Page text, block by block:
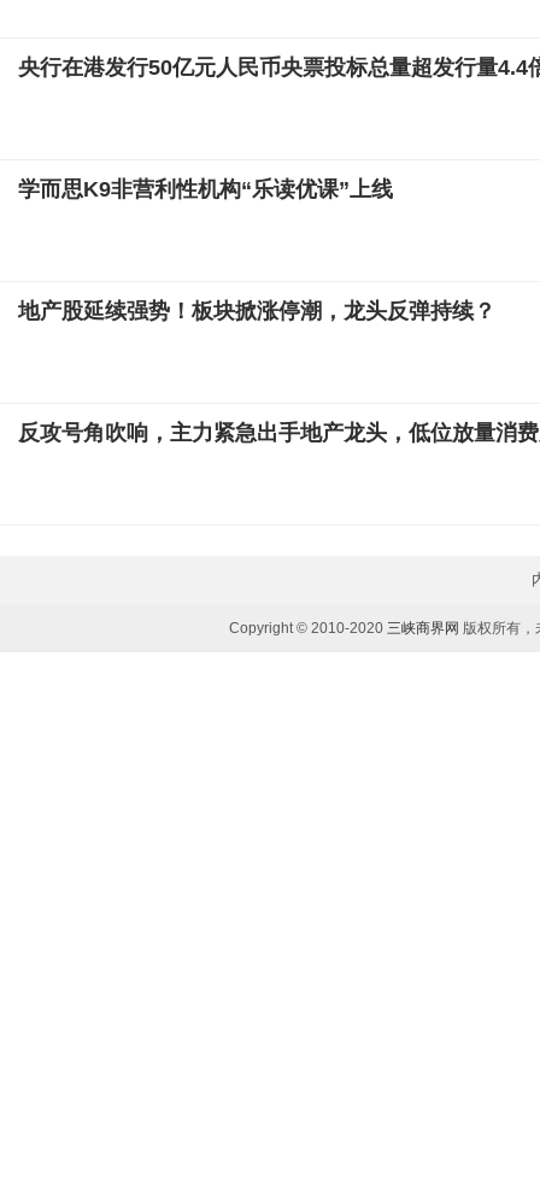
央行在港发行50亿元人民币央票投标总量超发行量4.4
学而思K9非营利性机构“乐读优课”上线
地产股延续强势！板块掀涨停潮，龙头反弹持续？
反攻号角吹响，主力紧急出手地产龙头，低位放量消
Copyright © 2010-2020 三峡商界网 版权所有